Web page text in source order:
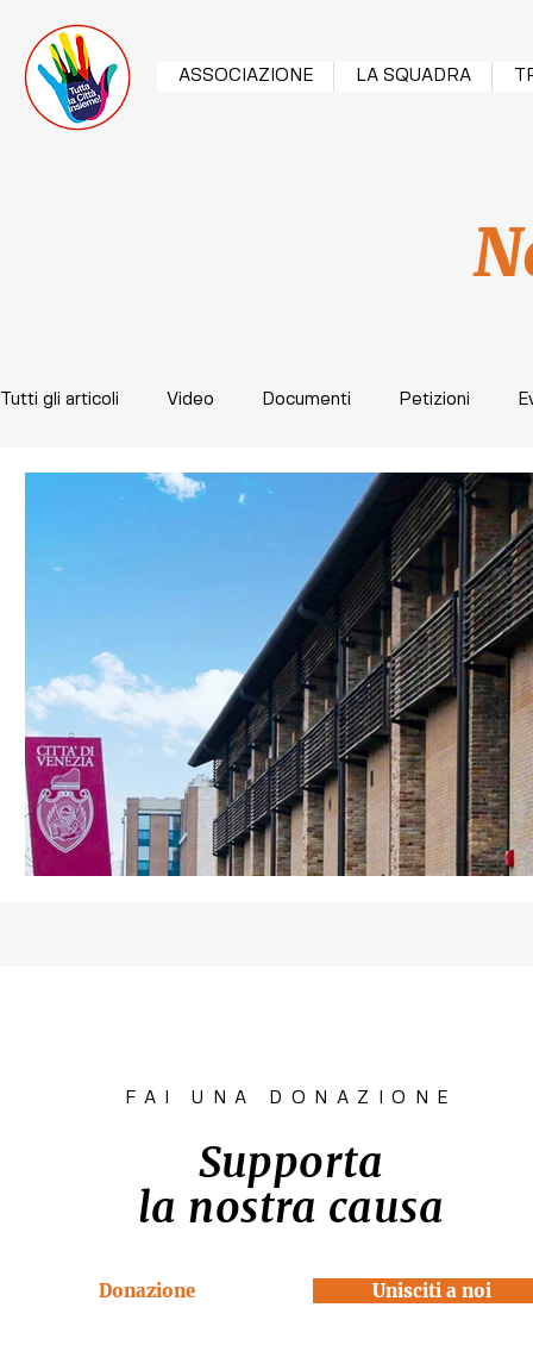
ASSOCIAZIONE LA SQUADRA
Tutti gli articoli Video Documenti Petizioni
FAI UNA DONAZIONE
Supporta
la nostra causa
Donazione Unisciti a noi